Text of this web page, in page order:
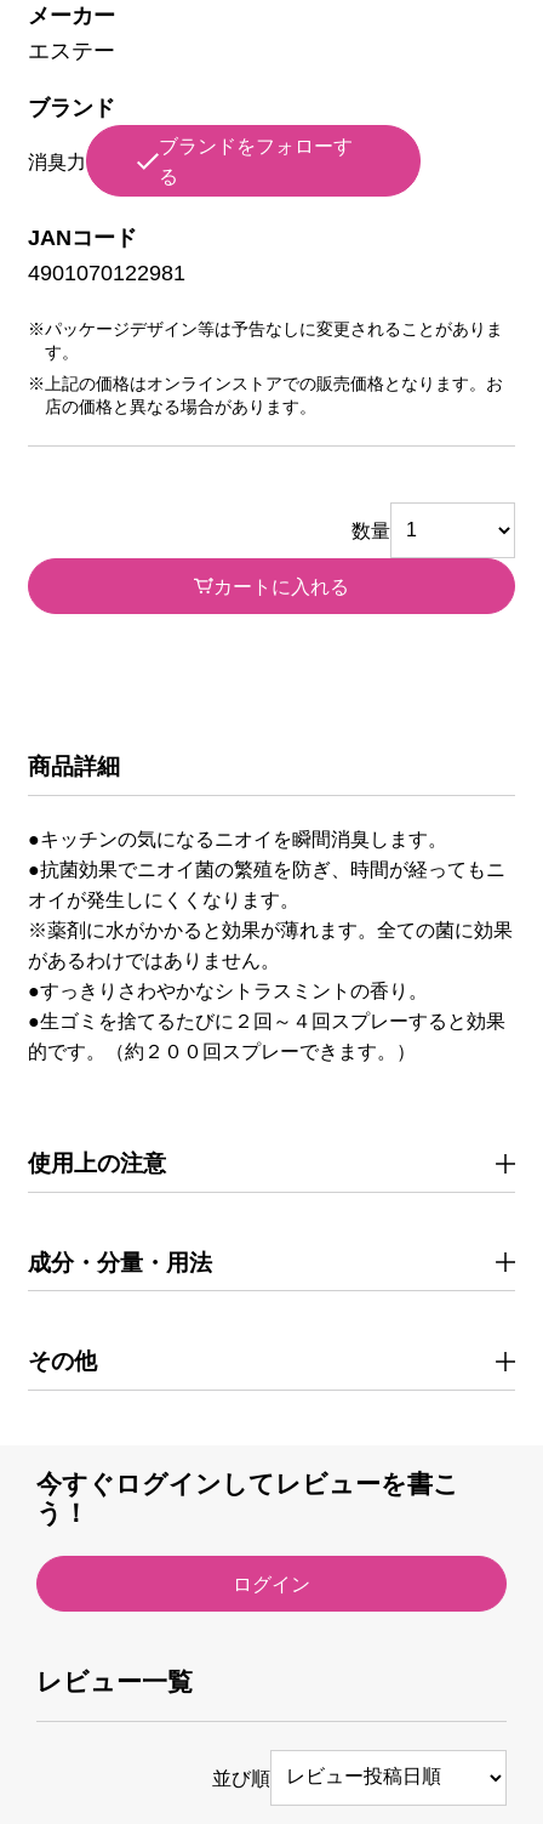
メーカー
エステー
ブランド
消臭力
ブランドをフォローす
る
JANコード
4901070122981
※パッケージデザイン等は予告なしに変更されることがありま
す。
※上記の価格はオンラインストアでの販売価格となります。お
店の価格と異なる場合があります。
数量
カートに入れる
商品詳細
●キッチンの気になるニオイを瞬間消臭します。
●抗菌効果でニオイ菌の繁殖を防ぎ、時間が経ってもニ
オイが発生しにくくなります。
※薬剤に水がかかると効果が薄れます。全ての菌に効果
があるわけではありません。
●すっきりさわやかなシトラスミントの香り。
●生ゴミを捨てるたびに２回～４回スプレーすると効果
的です。（約２００回スプレーできます。）
使用上の注意
成分・分量・用法
その他
今すぐログインしてレビューを書こ
う！
ログイン
レビュー一覧
並び順